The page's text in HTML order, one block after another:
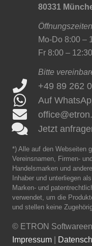
80331
Mo-Do 8:00 –
Fr 8:00 –
Bitte
+49 89 262
Auf
Jetzt
*) Alle auf den Webseiten
Vereinsnamen, Firmen-
Handelsmarken und
Inhaber und unterliegen
Marken- und
verwendet, um die
und stellen keine
© ETRON
Impressum